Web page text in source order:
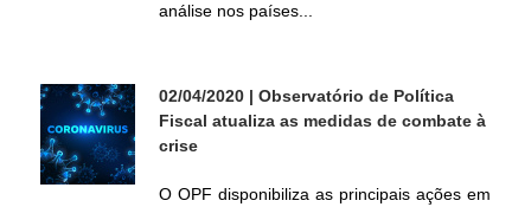
análise nos países...
02/04/2020 | Observatório de Política
Fiscal atualiza as medidas de combate à
crise
O OPF disponibiliza as principais ações em